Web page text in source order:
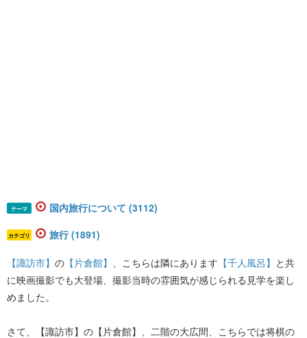
テーマ 国内旅行について (3112)
カテゴリ 旅行 (1891)
【諏訪市】 ​の​ 【片倉館】 ​、こちらは隣にあります​ 【千人風呂】
​と共
に映画撮影でも大登場、撮影当時の雰囲気が感じられる見学を楽し
めました。
さて、【諏訪市】の【片倉館】、二階の大広間、こちらでは将棋の